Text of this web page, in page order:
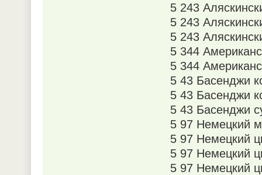
5 243
5 243
5 243
5 344
5 344
5 43 Басенджи
5 43 Басенджи
5 43 Басенджи
5 97 Немецкий
5 97 Немецкий
5 97 Немецкий
5 97 Немецкий